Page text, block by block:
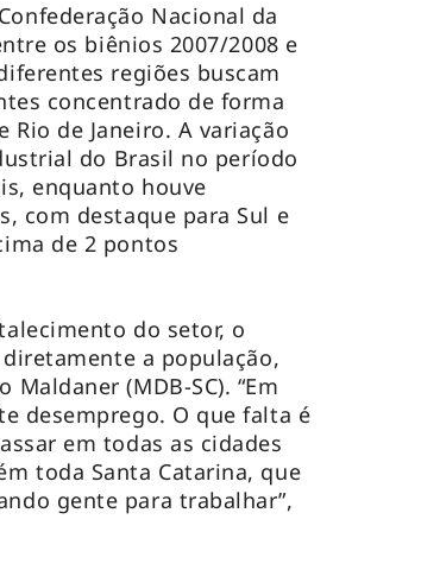
Nacional da
os biênios 2007/2008 e
regiões buscam
concentrado de forma
Rio de Janeiro. A variação
do Brasil no período
enquanto houve
com destaque para Sul e
de 2 pontos
do setor, o
a população,
(MDB-SC). “Em
desemprego. O que falta é
em todas as cidades
toda Santa Catarina, que
gente para trabalhar”,